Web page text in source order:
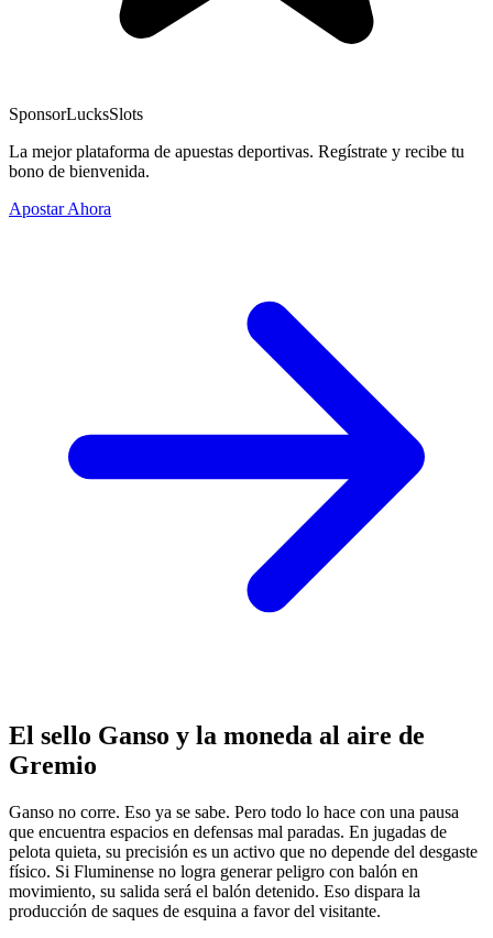
SponsorLucksSlots
La mejor plataforma de apuestas deportivas. Regístrate y recibe tu
bono de bienvenida.
Apostar Ahora
El sello Ganso y la moneda al aire de
Gremio
Ganso no corre. Eso ya se sabe. Pero todo lo hace con una pausa
que encuentra espacios en defensas mal paradas. En jugadas de
pelota quieta, su precisión es un activo que no depende del desgaste
físico. Si Fluminense no logra generar peligro con balón en
movimiento, su salida será el balón detenido. Eso dispara la
producción de saques de esquina a favor del visitante.